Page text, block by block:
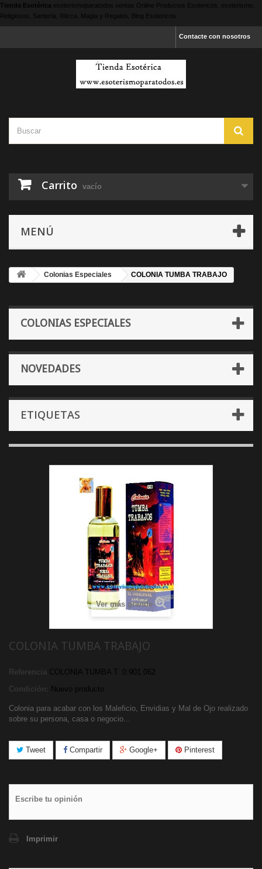
Tienda Esotérica esoterismoparatodos ventas Online Productos Esotericos, esoterismo,
Religiosos, Santeria, Wicca, Magia y Regalos, Blog Esotericos.
Contacte con nosotros
Carrito vacío
MENÚ
Colonias Especiales COLONIA TUMBA TRABAJO
COLONIAS ESPECIALES
NOVEDADES
ETIQUETAS
Ver más grande
COLONIA TUMBA TRABAJO
Referencia COLONIA TUMBA T. 0.901.062
Condición: Nuevo producto
Colonia para acabar con los Maleficio, Envidias y Mal de Ojo realizado
sobre su persona, casa o negocio...
Tweet Compartir Google+ Pinterest
Escribe tu opinión
Imprimir